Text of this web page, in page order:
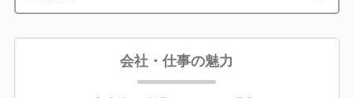
会社・仕事の魅力